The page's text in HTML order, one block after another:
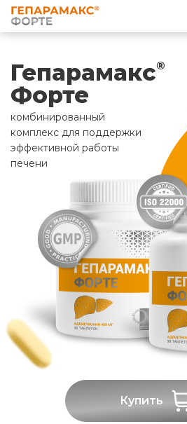
Гепарамакс®
Форте
комбинированный
комплекс для поддержки
эффективной работы
печени
Купить